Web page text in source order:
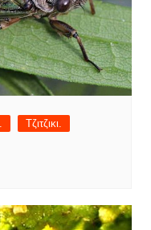
Τζιτζικι.